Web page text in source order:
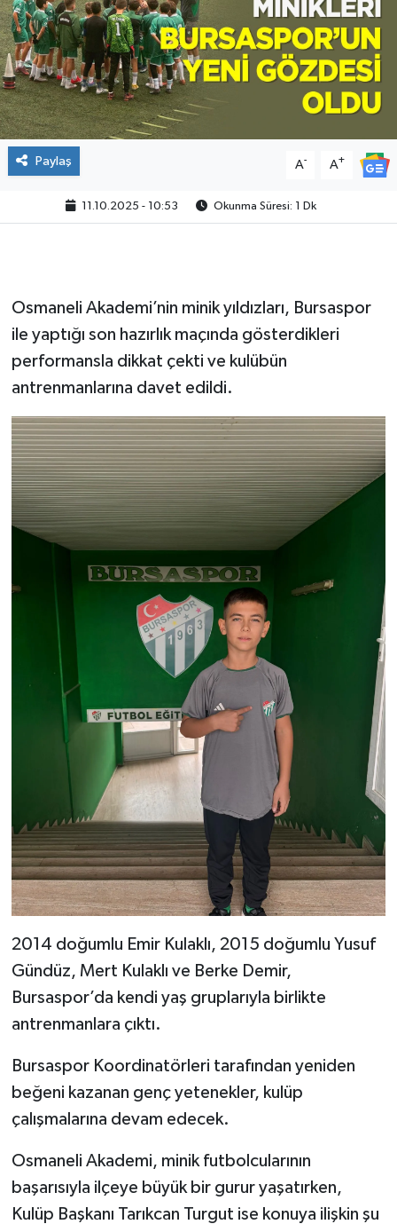
Paylaş A- A+
11.10.2025 - 10:53 Okunma Süresi: 1 Dk
Osmaneli Akademi’nin minik yıldızları, Bursaspor
ile yaptığı son hazırlık maçında gösterdikleri
performansla dikkat çekti ve kulübün
antrenmanlarına davet edildi.
2014 doğumlu Emir Kulaklı, 2015 doğumlu Yusuf
Gündüz, Mert Kulaklı ve Berke Demir,
Bursaspor’da kendi yaş gruplarıyla birlikte
antrenmanlara çıktı.
Bursaspor Koordinatörleri tarafından yeniden
beğeni kazanan genç yetenekler, kulüp
çalışmalarına devam edecek.
Osmaneli Akademi, minik futbolcularının
başarısıyla ilçeye büyük bir gurur yaşatırken,
Kulüp Başkanı Tarıkcan Turgut ise konuya ilişkin şu